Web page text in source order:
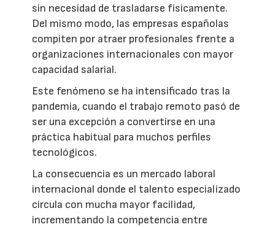
sin necesidad de trasladarse físicamente.
Del mismo modo, las empresas españolas
compiten por atraer profesionales frente a
organizaciones internacionales con mayor
capacidad salarial.
Este fenómeno se ha intensificado tras la
pandemia, cuando el trabajo remoto pasó de
ser una excepción a convertirse en una
práctica habitual para muchos perfiles
tecnológicos.
La consecuencia es un mercado laboral
internacional donde el talento especializado
circula con mucha mayor facilidad,
incrementando la competencia entre